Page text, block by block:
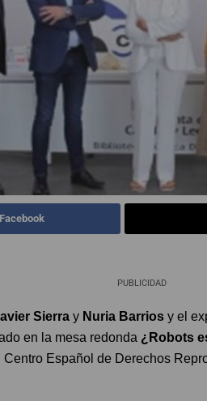
PUBLICIDAD
Sierra y Nuria Barrios y el
en la mesa redonda ¿Robots
Español de Derechos